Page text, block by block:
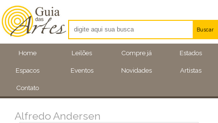
Home Leilões Compre já Estados
Espacos Eventos Novidades Artistas
Contato
Buscar
Artistas
Eventos
Alfredo Andersen